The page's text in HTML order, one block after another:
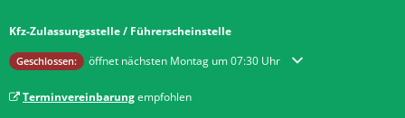
Kfz-Zulassungsstelle / Führerscheinstelle
Klicken, um weitere Öffnungs- oder Schließzeiten auszublenden
Geschlossen: öffnet nächsten Montag um 07:30 Uhr
Terminvereinbarungempfohlen